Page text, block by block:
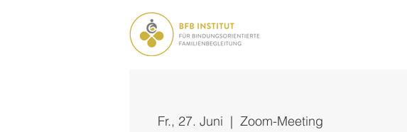
Fr., 27. Juni
  |
Zoom-Meeting